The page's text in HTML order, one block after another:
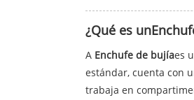
¿Qué es un
A Enchufe de bujíaes
estándar, cuenta con
trabaja en